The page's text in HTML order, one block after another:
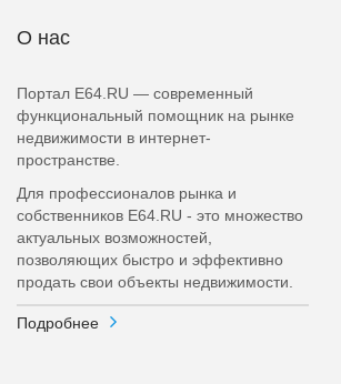
О нас
Портал E64.RU — современный
функциональный помощник на рынке
недвижимости в интернет-
пространстве.
Для профессионалов рынка и
собственников E64.RU - это множество
актуальных возможностей,
позволяющих быстро и эффективно
продать свои объекты недвижимости.
Подробнее